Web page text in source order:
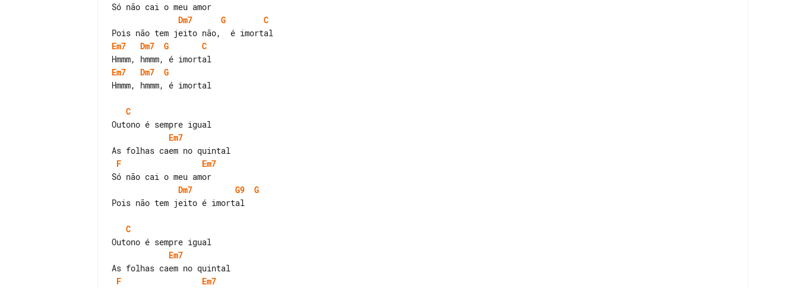
Dm7
G
C
Em7
Dm7 G
C
Em7
Dm7
G
Hmmm, hmmm, é imortal
C
Em7
F
Em7
Dm7
G9
G
Pois não tem jeito é imortal
C
Em7
F
Em7